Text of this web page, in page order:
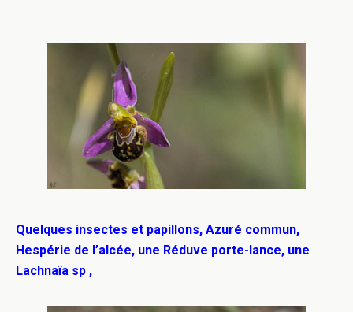
Quelques insectes et papillons, Azuré commun,
Hespérie de l’alcée, une Réduve porte-lance, une
Lachnaïa sp ,